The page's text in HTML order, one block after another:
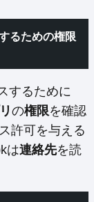
るための権限
するために
の権限を確認
許可を与える
は連絡先を読